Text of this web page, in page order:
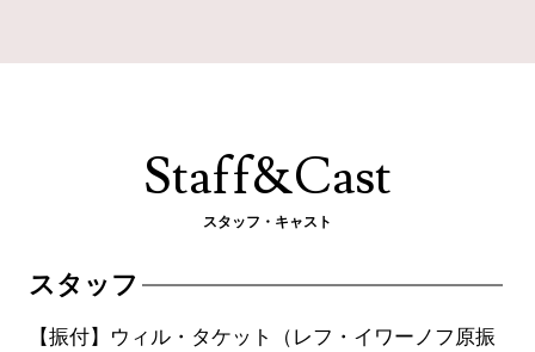
Staff&Cast
スタッフ・キャスト
スタッフ
【振付】ウィル・タケット（レフ・イワーノフ原振